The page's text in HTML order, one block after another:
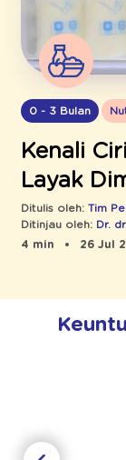
0 - 3 Bulan
Kenali
Layak
Ditulis oleh: Tim
Ditinjau oleh: Dr.
4 min
26 Jul